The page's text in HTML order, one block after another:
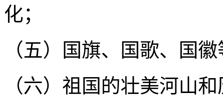
化；
（五）国旗、国歌、国
（六）祖国的壮美河山